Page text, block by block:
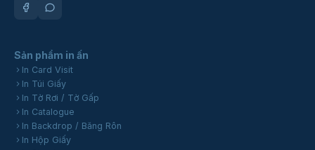
Sản phẩm in ấn
In Card Visit
In Túi Giấy
In Tờ Rơi / Tờ Gấp
In Catalogue
In Backdrop / Băng Rôn
In Hộp Giấy